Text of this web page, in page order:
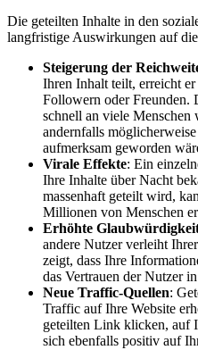
Die geteilten Inhalte in den
langfristige Auswirkungen auf
Steigerung der
Ihren Inhalt teilt, erreicht
Followern oder Freunden.
schnell an viele Menschen
andernfalls
aufmerksam geworden
Virale Effekte: Ein
Ihre Inhalte über Nacht
massenhaft geteilt wird,
Millionen von Menschen
Erhöhte
andere Nutzer verleiht
zeigt, dass Ihre
das Vertrauen der Nutzer
Neue Traffic-Quellen:
Traffic auf Ihre Website
geteilten Link klicken, auf
sich ebenfalls positiv auf